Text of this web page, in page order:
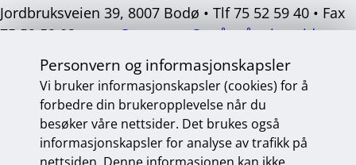
Personvern og informasjonskapsler
Vi bruker informasjonskapsler (cookies) for å
forbedre din brukeropplevelse når du
besøker våre nettsider. Det brukes også
informasjonskapsler for analyse av trafikk på
Jordbruksveien 39, 8007 Bodø • Tlf 75 52 59 40 • Fax
75 52 59 02 •post@mvas.no Se våre åpningstider
Sosiale
medier
Personvern og informasjonskapsler